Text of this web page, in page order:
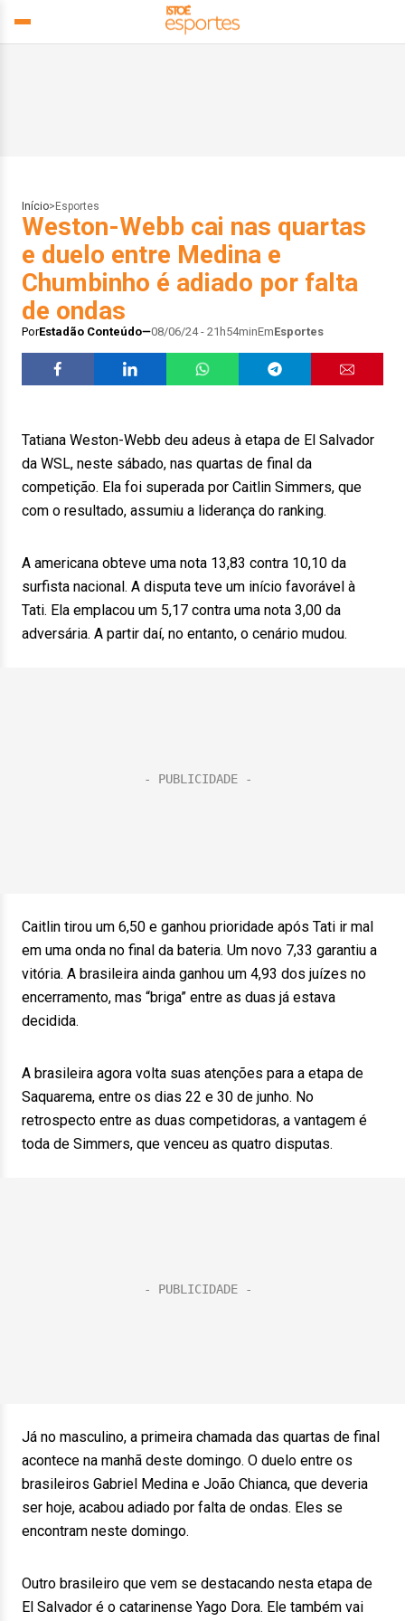
Início> Esportes
Weston-Webb cai nas quartas
e duelo entre Medina e
Chumbinho é adiado por falta
de ondas
PorEstadão Conteúdo 08/06/24 - 21h54minEmEsportes
Tatiana Weston-Webb deu adeus à etapa de El Salvador
da WSL, neste sábado, nas quartas de final da
competição. Ela foi superada por Caitlin Simmers, que
com o resultado, assumiu a liderança do ranking.
A americana obteve uma nota 13,83 contra 10,10 da
surfista nacional. A disputa teve um início favorável à
Tati. Ela emplacou um 5,17 contra uma nota 3,00 da
adversária. A partir daí, no entanto, o cenário mudou.
Caitlin tirou um 6,50 e ganhou prioridade após Tati ir mal
em uma onda no final da bateria. Um novo 7,33 garantiu a
vitória. A brasileira ainda ganhou um 4,93 dos juízes no
encerramento, mas “briga” entre as duas já estava
decidida.
A brasileira agora volta suas atenções para a etapa de
Saquarema, entre os dias 22 e 30 de junho. No
retrospecto entre as duas competidoras, a vantagem é
toda de Simmers, que venceu as quatro disputas.
Já no masculino, a primeira chamada das quartas de final
acontece na manhã deste domingo. O duelo entre os
brasileiros Gabriel Medina e João Chianca, que deveria
ser hoje, acabou adiado por falta de ondas. Eles se
encontram neste domingo.
Outro brasileiro que vem se destacando nesta etapa de
El Salvador é o catarinense Yago Dora. Ele também vai